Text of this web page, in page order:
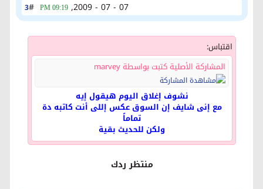
3# 07 - 07 - 2009,
09:19 PM
اقتباس:
المشاركة الأصلية كتبت بواسطة marvey
نشوف إغلاق اليوم هيقول إيه
مع إنى شايف إن السوق عكس إللى أنت كاتبه دة
تماماً
ولكن للحديث بقية
منتظر ردك